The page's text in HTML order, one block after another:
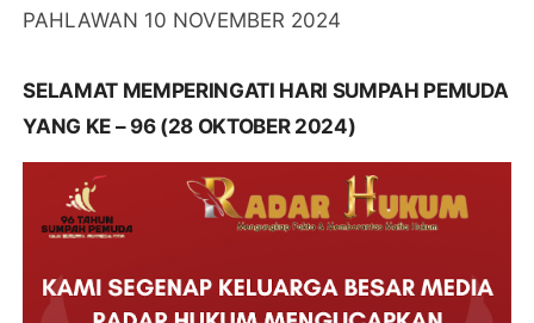
PAHLAWAN 10 NOVEMBER 2024
SELAMAT MEMPERINGATI HARI SUMPAH PEMUDA
YANG KE – 96 (28 OKTOBER 2024)